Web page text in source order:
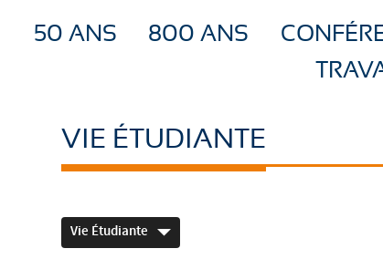
50 ANS 800 ANS
VIE ÉTUDIANTE
Vie Étudiante